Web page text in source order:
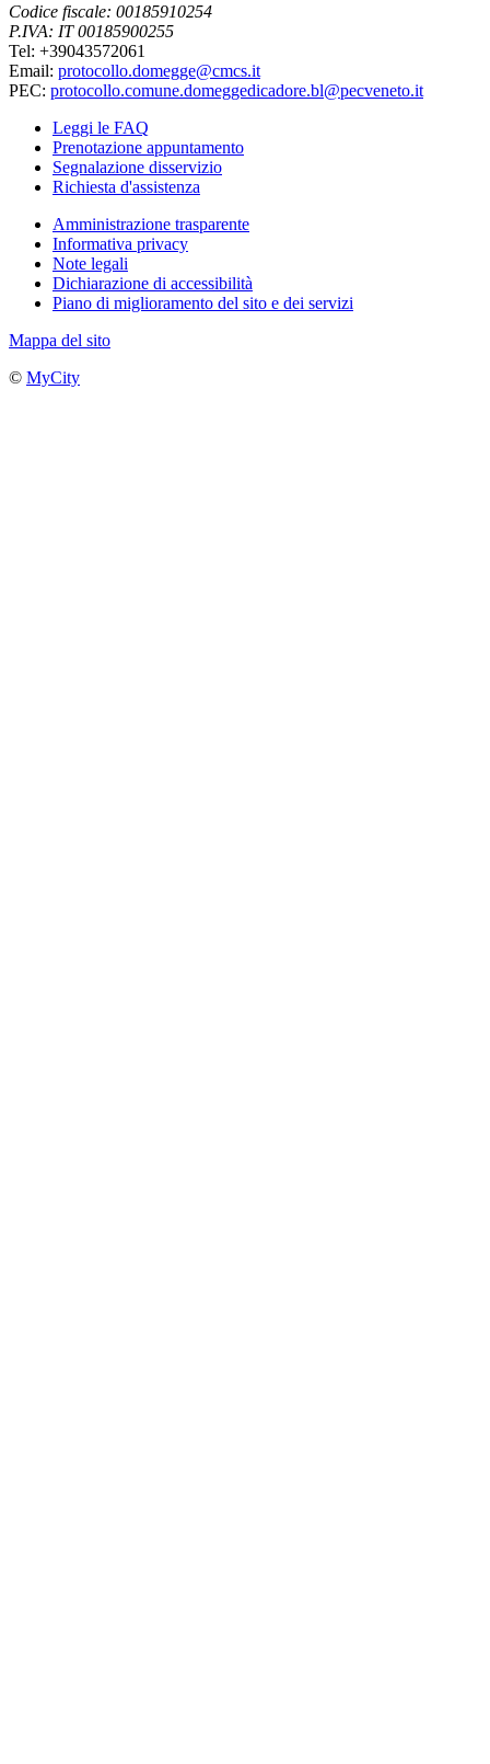
Codice fiscale: 00185910254
P.IVA: IT 00185900255
Tel: +39043572061
Email: protocollo.domegge@cmcs.it
PEC: protocollo.comune.domeggedicadore.bl@pecveneto.it
Leggi le FAQ
Prenotazione appuntamento
Segnalazione disservizio
Richiesta d'assistenza
Amministrazione trasparente
Informativa privacy
Note legali
Dichiarazione di accessibilità
Piano di miglioramento del sito e dei servizi
Mappa del sito
© MyCity